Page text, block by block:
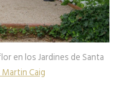
en los Jardines de Santa
Caig